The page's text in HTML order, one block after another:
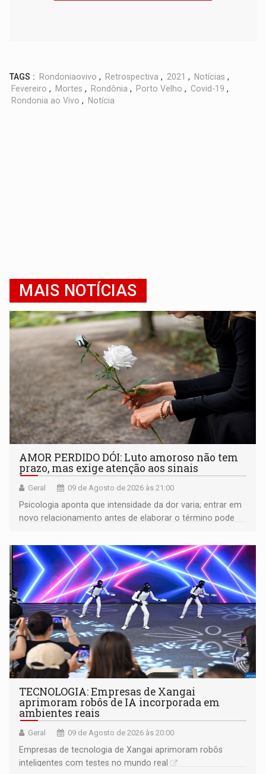
TAGS : Rondoniaovivo , Retrospectiva , 2021 , Notícias ,
Fevereiro , Mortes , Rondônia , Porto Velho , Covid-19 ,
Rondonia ao Vivo , Notícia
MAIS NOTÍCIAS
AMOR PERDIDO DÓI: Luto amoroso não tem
prazo, mas exige atenção aos sinais
Geral 09 de Agosto de 2026 às 21:00
Psicologia aponta que intensidade da dor varia; entrar em
novo relacionamento antes de elaborar o término pode
TECNOLOGIA: Empresas de Xangai
aprimoram robôs de IA incorporada em
ambientes reais
Geral 09 de Agosto de 2026 às 20:00
Empresas de tecnologia de Xangai aprimoram robôs
inteligentes com testes no mundo real